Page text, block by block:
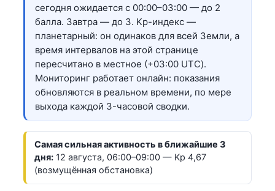
сегодня ожидается с 00:00–03:00 — до 2
балла. Завтра — до 3. Kp-индекс —
планетарный: он одинаков для всей Земли, а
время интервалов на этой странице
пересчитано в местное (+03:00 UTC).
Мониторинг работает онлайн: показания
обновляются в реальном времени, по мере
выхода каждой 3-часовой сводки.
Самая сильная активность в ближайшие 3
дня: 12 августа, 06:00–09:00 — Kp 4,67
(возмущённая обстановка)